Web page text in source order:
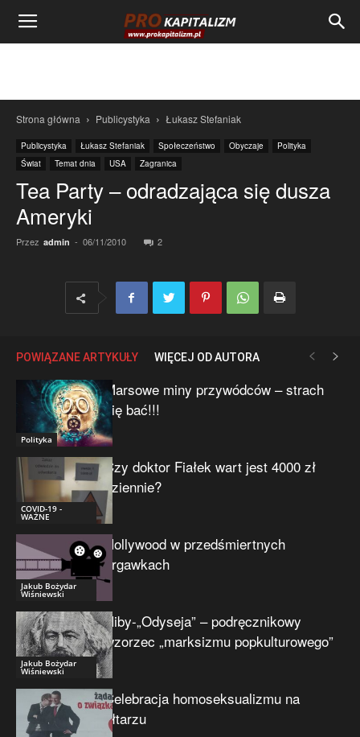
Strona główna Publicystyka Łukasz Stefaniak
Publicystyka Łukasz Stefaniak Społeczeństwo Obyczaje
Polityka
Świat
Temat dnia USA Zagranica
Tea Party – odradzająca się dusza
Ameryki
Przez admin - 06/11/2010 2
POWIĄZANE ARTYKUŁY WIĘCEJ OD AUTORA
Polityka
Marsowe miny przywódców – strach
się bać!!!
COVID-19 -
WAŻNE
Czy doktor Fiałek wart jest 4000 zł
dziennie?
Jakub Bożydar
Wiśniewski
Hollywood w przedśmiertnych
drgawkach
Jakub Bożydar
Wiśniewski
Niby-„Odyseja” – podręcznikowy
wzorzec „marksizmu popkulturowego”
Celebracja homoseksualizmu na
ołtarzu